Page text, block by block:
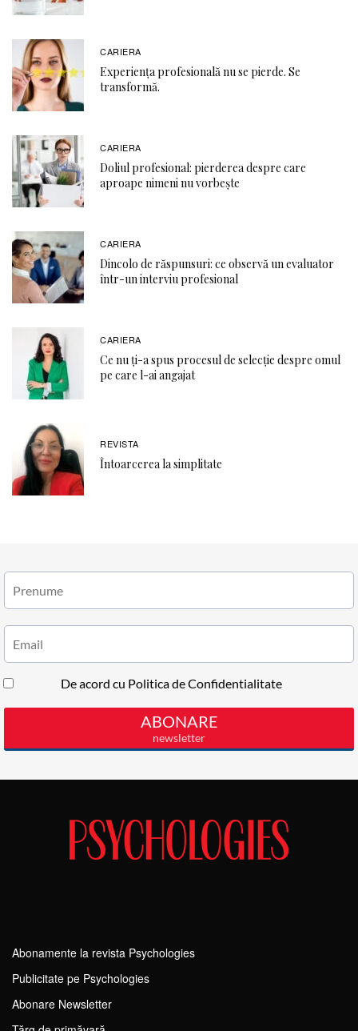
CARIERA
Experiența profesională nu se pierde. Se
transformă.
CARIERA
Doliul profesional: pierderea despre care
aproape nimeni nu vorbește
CARIERA
Dincolo de răspunsuri: ce observă un evaluator
într-un interviu profesional
CARIERA
Ce nu ți-a spus procesul de selecție despre omul
pe care l-ai angajat
REVISTA
Întoarcerea la simplitate
Abonamente la revista Psychologies
Publicitate pe Psychologies
Abonare Newsletter